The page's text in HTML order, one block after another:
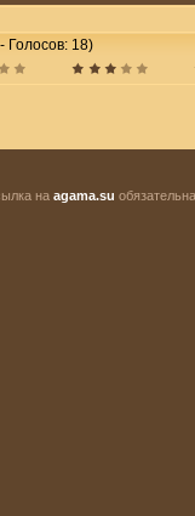
Голосов: 18)
на agama.su